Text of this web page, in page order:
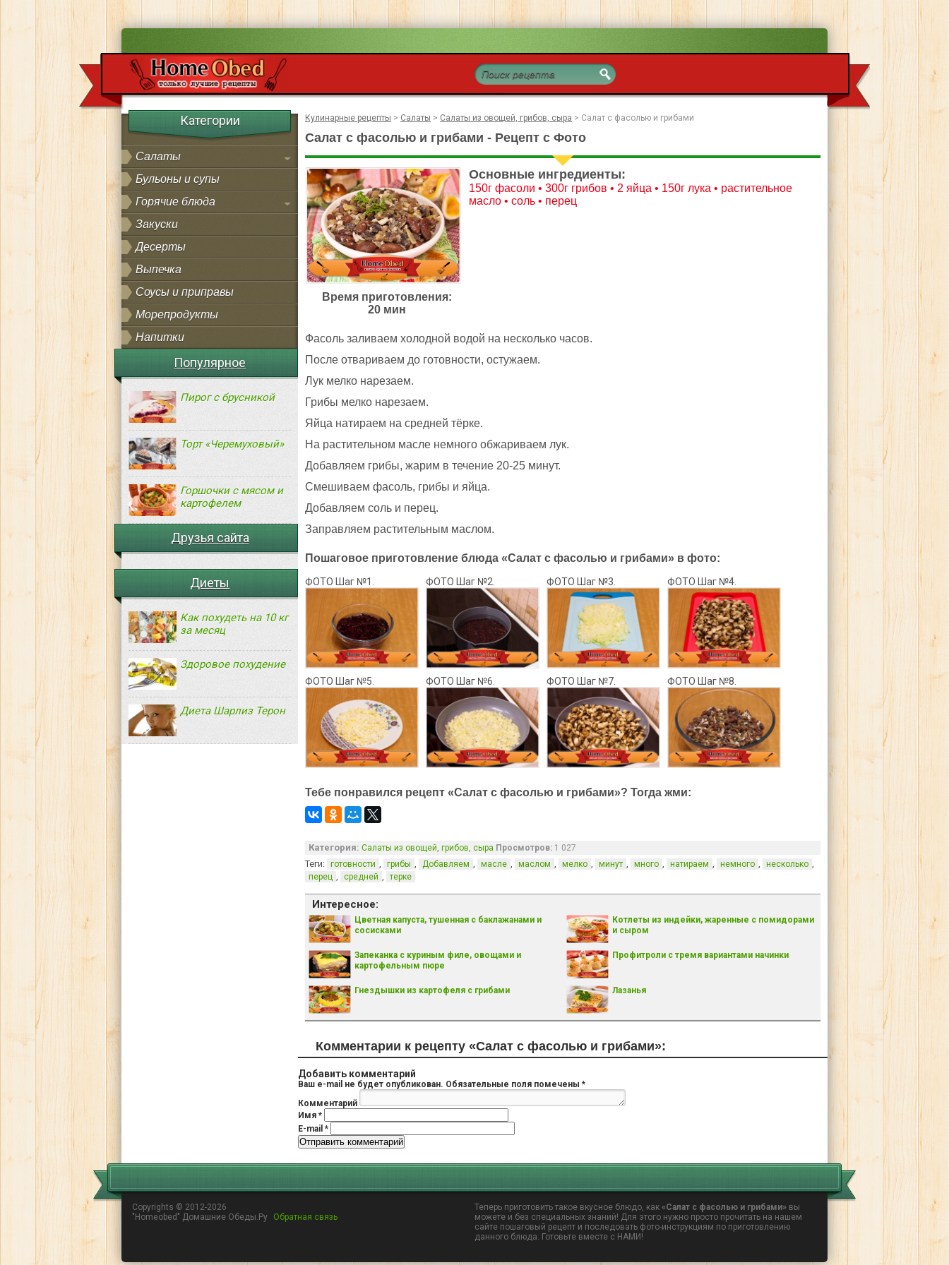
Категории
Салаты
Бульоны и супы
Горячие блюда
Закуски
Десерты
Выпечка
Соусы и приправы
Морепродукты
Напитки
Популярное
Пирог с брусникой
Торт «Черемуховый»
Горшочки с мясом и
картофелем
Друзья сайта
Диеты
Как похудеть на 10 кг
за месяц
Здоровое похудение
Диета Шарлиз Терон
Кулинарные рецепты > Салаты > Салаты из овощей, грибов, сыра > Салат с фасолью и грибами
Салат с фасолью и грибами - Рецепт с Фото
Время приготовления:
20 мин
Основные ингредиенты:
150г фасоли • 300г грибов • 2 яйца • 150г лука • растительное
масло • соль • перец
Фасоль заливаем холодной водой на несколько часов.
После отвариваем до готовности, остужаем.
Лук мелко нарезаем.
Грибы мелко нарезаем.
Яйца натираем на средней тёрке.
На растительном масле немного обжариваем лук.
Добавляем грибы, жарим в течение 20-25 минут.
Смешиваем фасоль, грибы и яйца.
Добавляем соль и перец.
Заправляем растительным маслом.
Пошаговое приготовление блюда «Салат с фасолью и грибами» в фото:
ФОТО Шаг №1. ФОТО Шаг №2. ФОТО Шаг №3. ФОТО Шаг №4.
ФОТО Шаг №5. ФОТО Шаг №6. ФОТО Шаг №7. ФОТО Шаг №8.
Тебе понравился рецепт «Салат с фасолью и грибами»? Тогда жми:
Категория: Салаты из овощей, грибов, сыра Просмотров: 1 027
Теги: готовности , грибы , Добавляем , масле , маслом , мелко , минут , много , натираем , немного , несколько ,
перец , средней , терке
Интересное:
Цветная капуста, тушенная с баклажанами и
сосисками
Котлеты из индейки, жаренные с помидорами
и сыром
Запеканка с куриным филе, овощами и
картофельным пюре
Профитроли с тремя вариантами начинки
Гнездышки из картофеля с грибами Лазанья
Комментарии к рецепту «Салат с фасолью и грибами»:
Добавить комментарий
Ваш e-mail не будет опубликован. Обязательные поля помечены *
Комментарий
Имя *
E-mail *
Copyrights © 2012-2026
"Homeobed" Домашние Обеды.Ру
Обратная связь
Теперь приготовить такое вкусное блюдо, как «Салат с фасолью и грибами» вы
можете и без специальных знаний! Для этого нужно просто прочитать на нашем
сайте пошаговый рецепт и последовать фото-инструкциям по приготовлению
данного блюда. Готовьте вместе с НАМИ!